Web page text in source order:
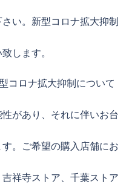
い。新型コロナ拡大抑制
します。
コロナ拡大抑制について
があり、それに伴いお台
。ご希望の購入店舗にお
祥寺ストア、千葉ストア